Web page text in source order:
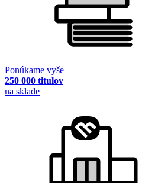
Ponúkame vyše
250 000 titulov
na sklade